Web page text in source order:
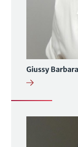
Giussy Barbara